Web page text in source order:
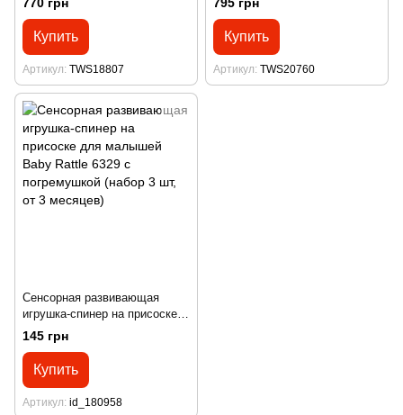
770 грн
Купить
Артикул TWS18807
795 грн
Купить
Артикул TWS20760
Сенсорная развивающая
игрушка-спинер на присоске
для малышей Baby Rattle
6329 с погремушкой (набор 3
шт, от 3 месяцев)
145 грн
Купить
Артикул id_180958